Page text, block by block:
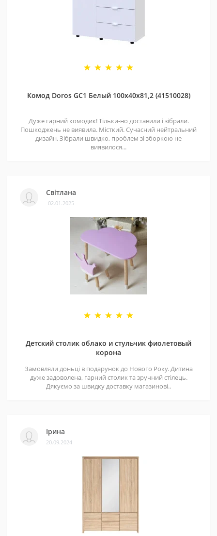
Комод Doros GС1 Белый 100х40х81,2 (41510028)
Дуже гарний комодик! Тільки-но доставили і зібрали.
Пошкоджень не виявила. Місткий. Сучасний нейтральний
дизайн. Зібрали швидко, проблем зі зборкою не
виявилося...
Світлана
02.01.2025
Детский столик облако и стульчик фиолетовый
корона
Замовляли доньці в подарунок до Нового Року. Дитина
дуже задоволена, гарний столик та зручний стілець.
Дякуємо за швидку доставку магазинові..
Ірина
20.09.2024